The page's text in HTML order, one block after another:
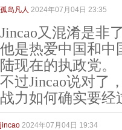
孤岛凡人 2024年07月04日 23:35
Jincao又混淆是非
他是热爱中国和中
陆现在的执政党。
不过Jincao说对了
战力如何确实要经
jincao 2024年07月04日 19:34